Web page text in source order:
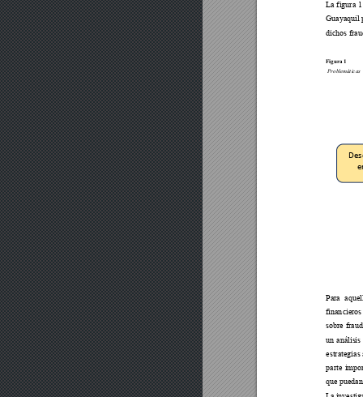
La figura
Guayaquil
dichos
Figura 1
Problemáticas
Para
financieros
sobre
un análisis
estrategias
parte
que